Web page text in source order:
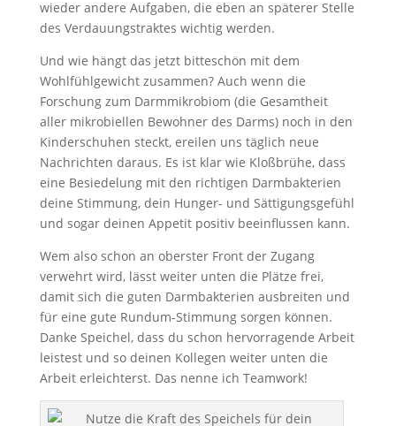
wieder andere Aufgaben, die eben an späterer Stelle
des Verdauungstraktes wichtig werden.
Und wie hängt das jetzt bitteschön mit dem
Wohlfühlgewicht zusammen? Auch wenn die
Forschung zum Darmmikrobiom (die Gesamtheit
aller mikrobiellen Bewohner des Darms) noch in den
Kinderschuhen steckt, ereilen uns täglich neue
Nachrichten daraus. Es ist klar wie Kloßbrühe, dass
eine Besiedelung mit den richtigen Darmbakterien
deine Stimmung, dein Hunger- und Sättigungsgefühl
und sogar deinen Appetit positiv beeinflussen kann.
Wem also schon an oberster Front der Zugang
verwehrt wird, lässt weiter unten die Plätze frei,
damit sich die guten Darmbakterien ausbreiten und
für eine gute Rundum-Stimmung sorgen können.
Danke Speichel, dass du schon hervorragende Arbeit
leistest und so deinen Kollegen weiter unten die
Arbeit erleichterst. Das nenne ich Teamwork!